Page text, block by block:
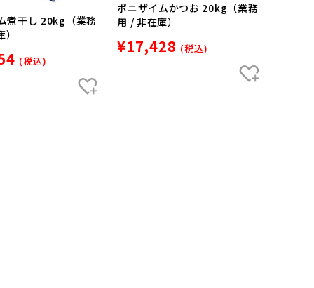
煮干し 20kg（業務
(税込)
ボニザイムかつお 20kg（業務
用 / 非在庫）
¥17,428 (税込)